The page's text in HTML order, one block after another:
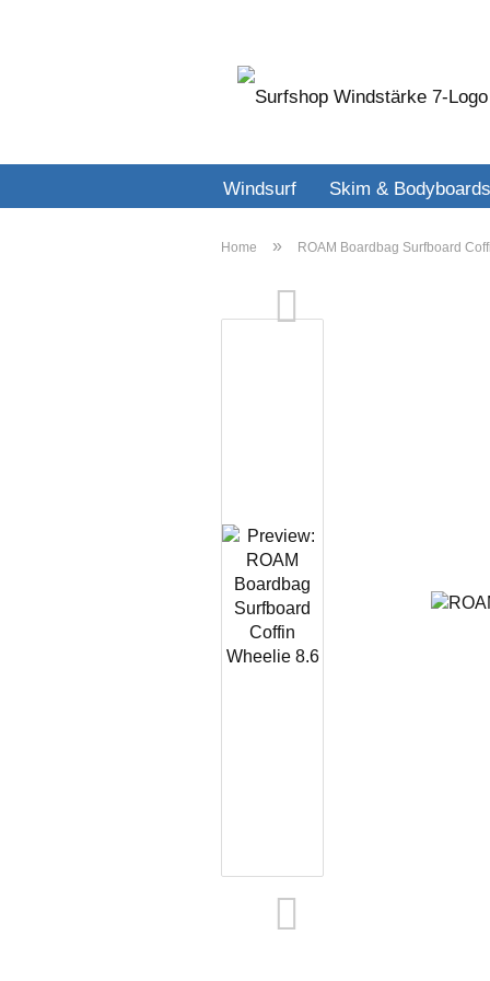
Windsurf Skim & Bodyboards
Home » ROAM Boardbag Surfboard